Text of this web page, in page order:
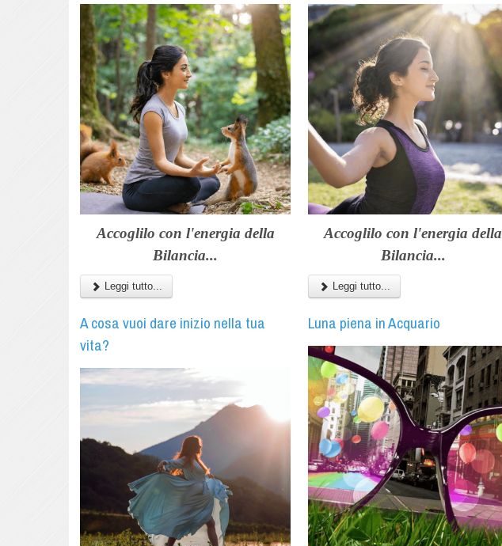
Accoglilo con l'energia della
Bilancia...
Leggi tutto...
Accoglilo con l'energia della
Bilancia...
Leggi tutto...
A cosa vuoi dare inizio nella tua
vita?
Luna piena in Acquario